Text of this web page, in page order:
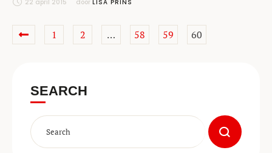
22 april 2015 door LISA PRINS
1 2 … 58 59 60
SEARCH